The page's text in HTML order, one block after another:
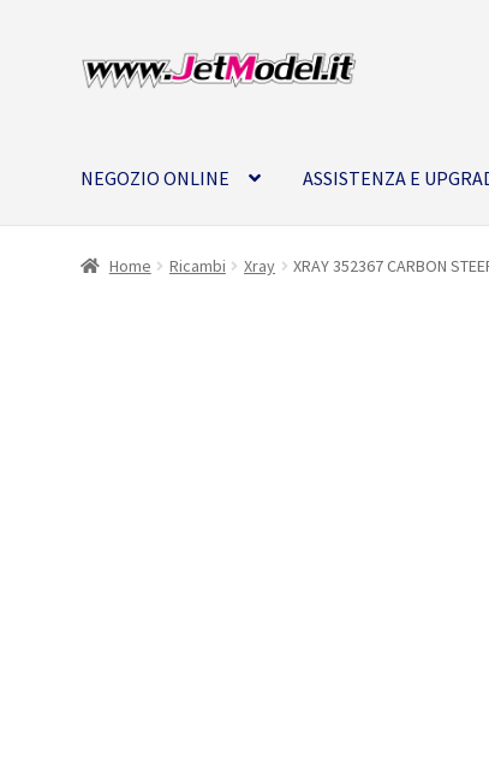
Vai
alla
Vai
al
NEGOZIO ONLINE ASSISTENZA E
Home Ricambi Xray XRAY 352367 CARBON